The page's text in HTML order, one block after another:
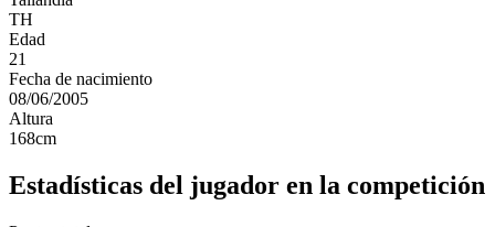
TH
Edad
21
Fecha de nacimiento
08/06/2005
Altura
168cm
Estadísticas del jugador en la competición